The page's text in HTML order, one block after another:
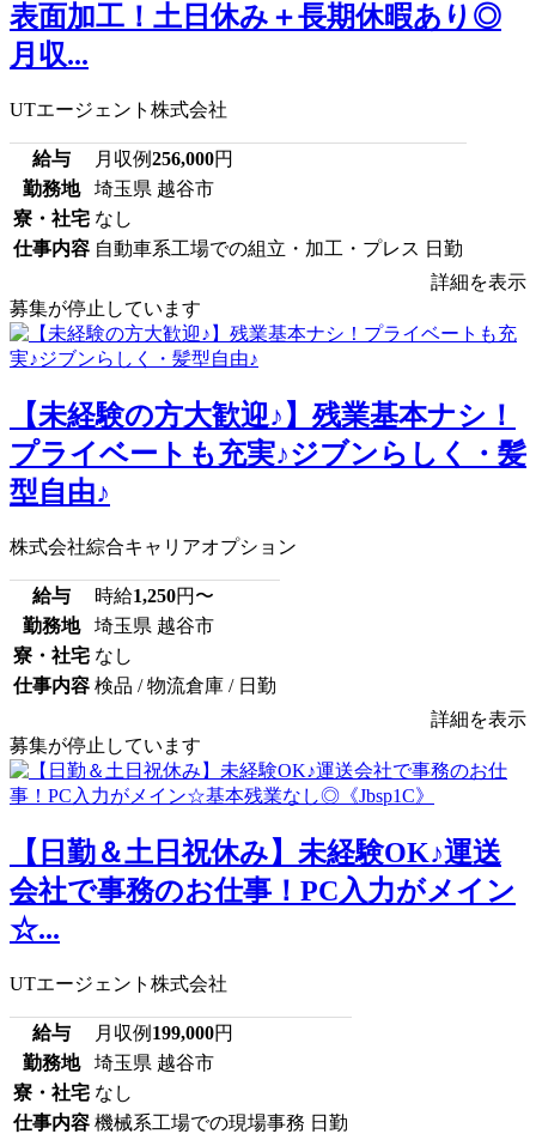
表面加工！土日休み＋長期休暇あり◎
月収...
UTエージェント株式会社
給与 月収例256,000円
勤務地
埼玉県 越谷市
寮・社宅 なし
仕事内容 自動車系工場での組立・加工・プレス 日勤
詳細を表示
募集が停止しています
【未経験の方大歓迎♪】残業基本ナシ！
プライベートも充実♪ジブンらしく・髪
型自由♪
株式会社綜合キャリアオプション
給与 時給1,250円〜
勤務地
埼玉県 越谷市
寮・社宅 なし
仕事内容 検品 / 物流倉庫 / 日勤
詳細を表示
募集が停止しています
【日勤＆土日祝休み】未経験OK♪運送
会社で事務のお仕事！PC入力がメイン
☆...
UTエージェント株式会社
給与 月収例 199,000円
勤務地
埼玉県 越谷市
寮・社宅 なし
仕事内容 機械系工場での現場事務 日勤